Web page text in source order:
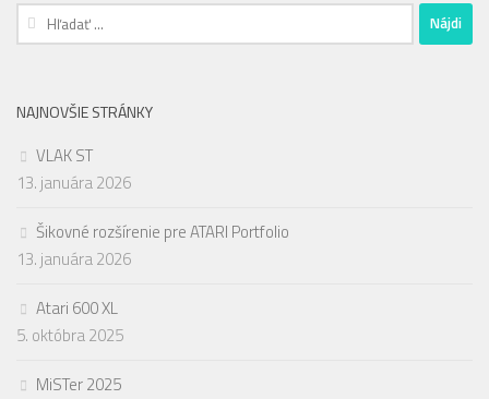
Hľadať:
NAJNOVŠIE STRÁNKY
VLAK ST
13. januára 2026
Šikovné rozšírenie pre ATARI Portfolio
13. januára 2026
Atari 600 XL
5. októbra 2025
MiSTer 2025